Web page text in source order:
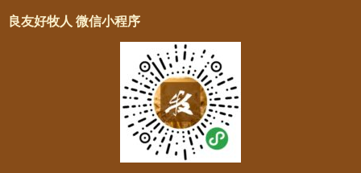
良友好牧人 微信小程序